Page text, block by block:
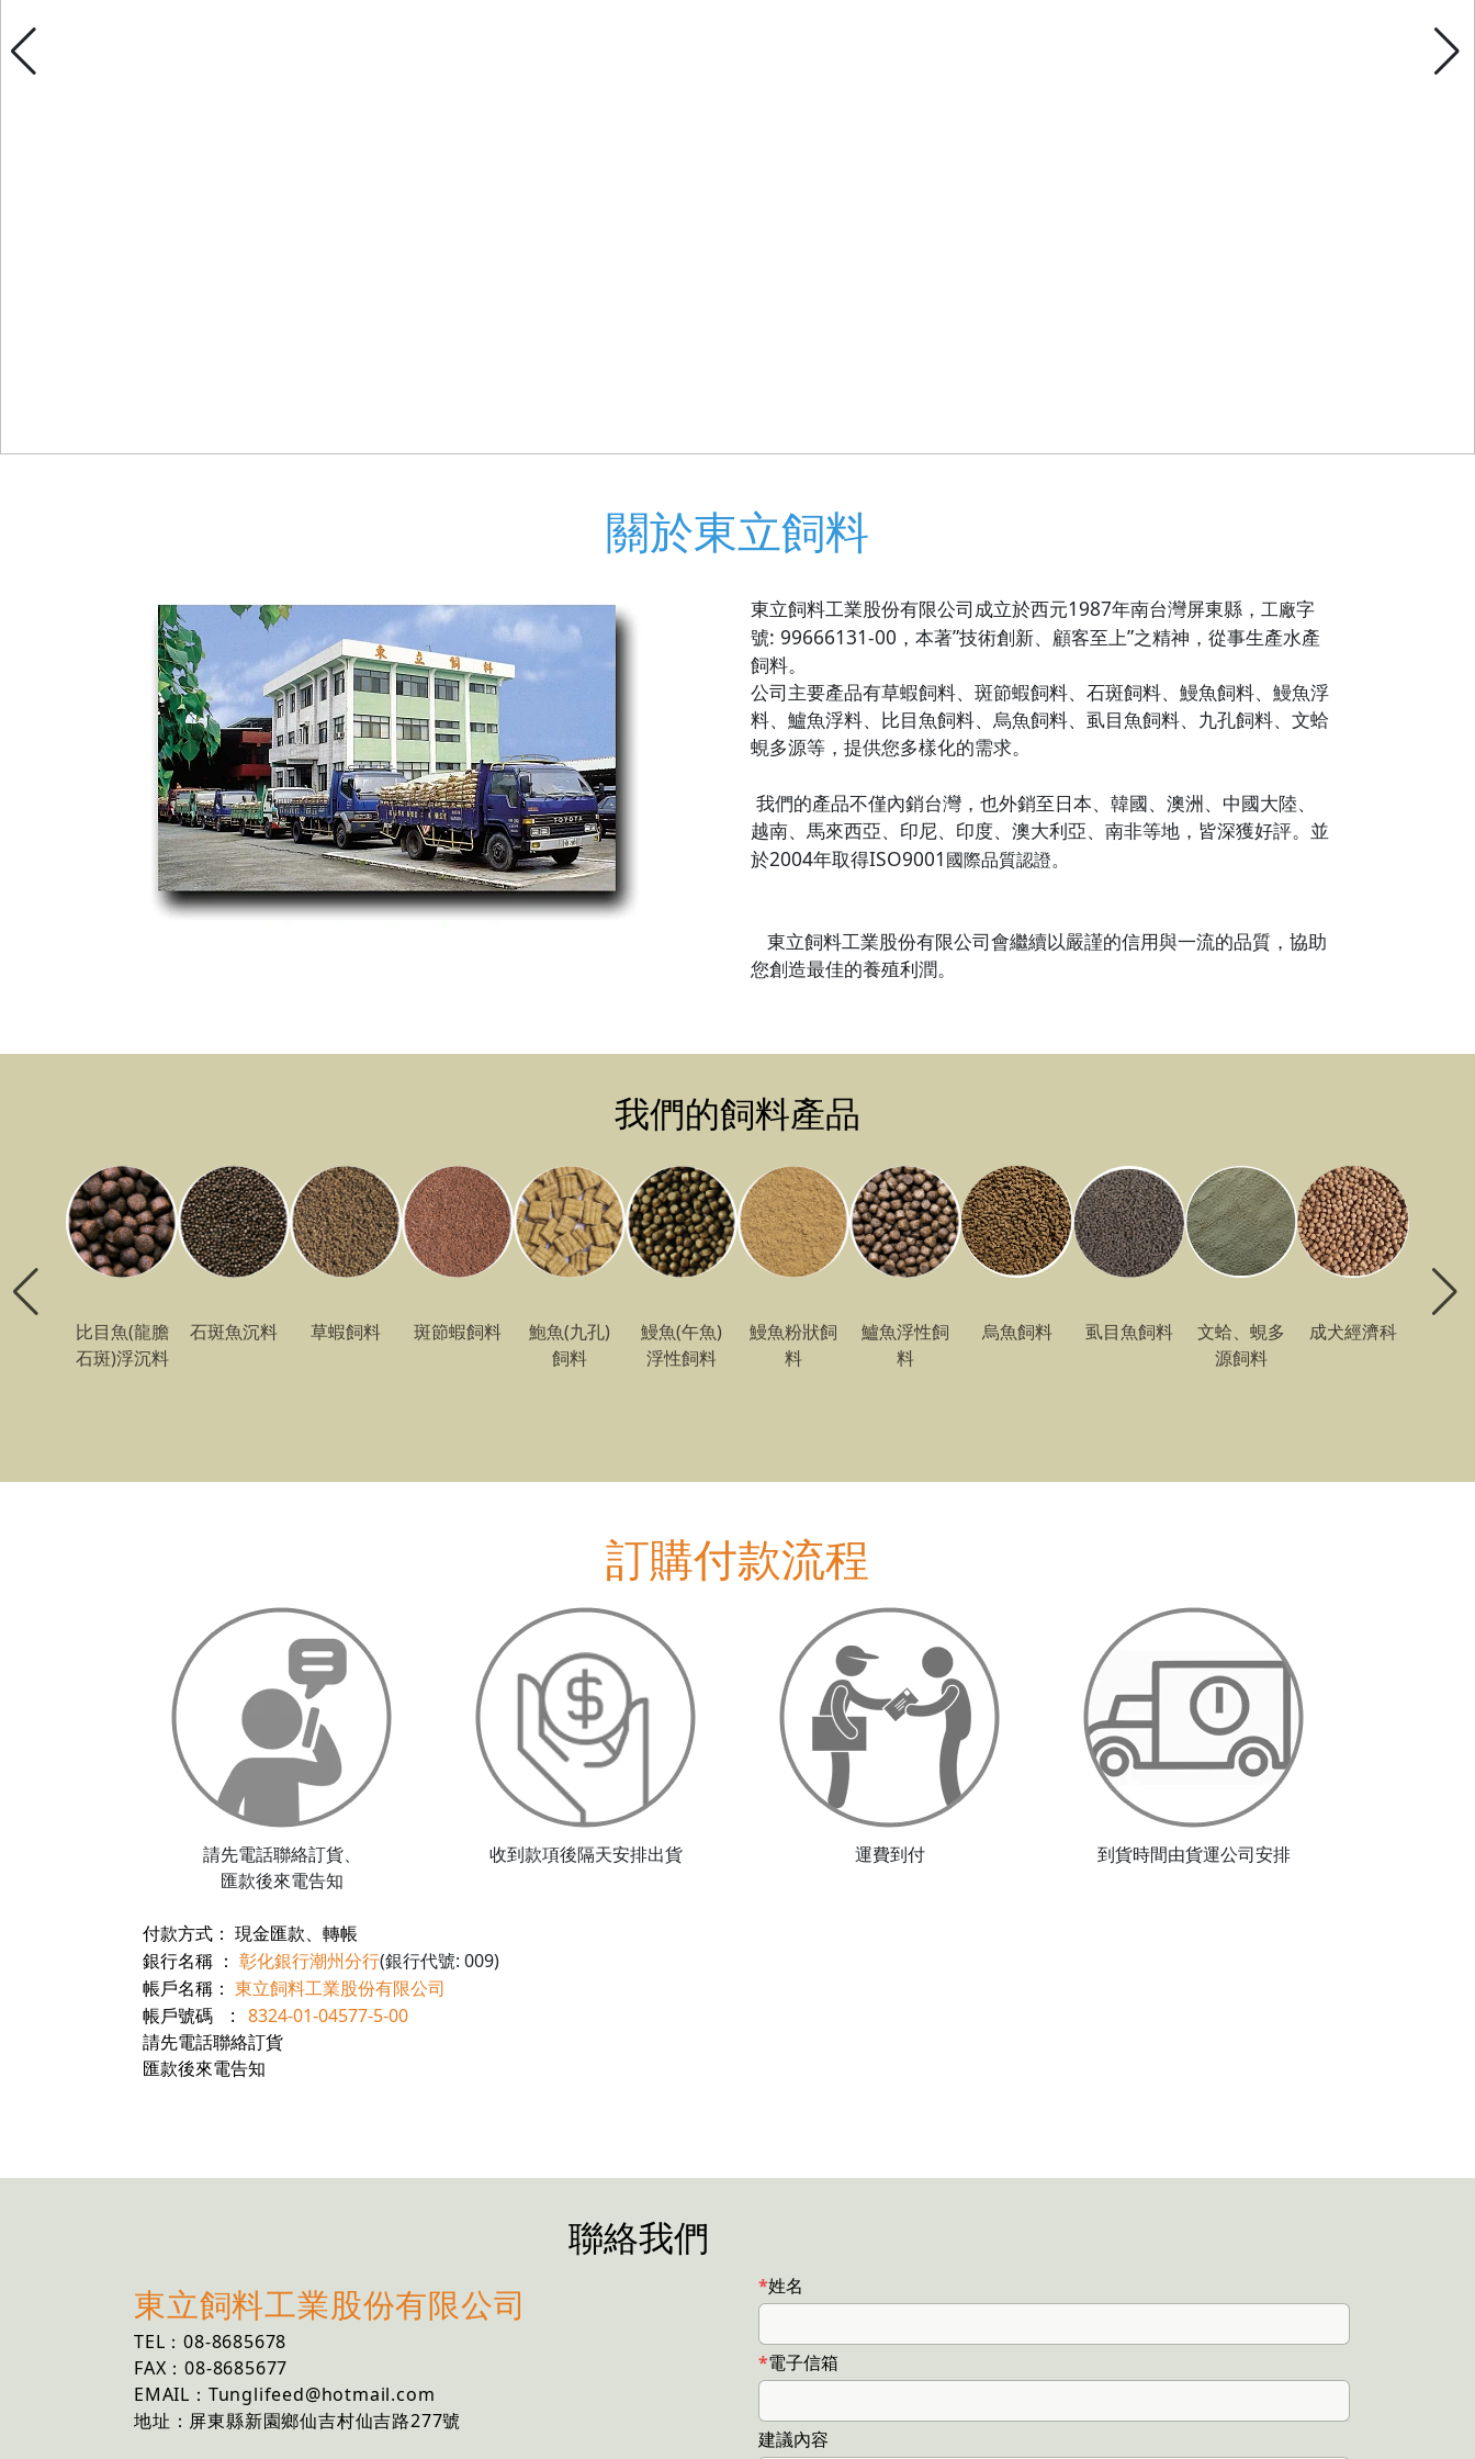
關於東立飼料
東立飼料工業股份有限公司成立於西元1987年南台灣屏東縣， 工廠字
號: 99666131-00 ，本著”技術創新、顧客至上”之精神，從事生產水產
飼料。
公司主要產品有草蝦飼料、斑節蝦飼料、石斑飼料、鰻魚飼料、鰻魚浮
料、鱸魚浮料、比目魚飼料、烏魚飼料、虱目魚飼料、九孔飼料、文蛤
蜆多源等，提供您多樣化的需求。
我們的產品不僅內銷台灣，也外銷至日本、韓國、澳洲、中國大陸、
越南、馬來西亞、印尼、印度、澳大利亞、南非等地，皆深獲好評。並
於2004年取得ISO9001 國際品質認證。
東立飼料工業股份有限公司 會繼續以嚴謹的信用與一流的品質， 協助
您創造最佳的養殖利潤。
我們的飼料產品
比目魚(龍膽
石斑)浮沉料
石斑魚沉料 草蝦飼料 斑節蝦飼料
鮑魚(九孔)
飼料
鰻魚(午魚)
浮性飼料
鰻魚粉狀飼
料
鱸魚浮性飼
料
烏魚飼料 虱目魚飼料
文蛤、蜆多
源飼料
成犬經濟科
訂購付款流程
請先電話聯絡訂貨、
匯款後來電告知
收到款項後隔天安排出貨 運費到付 到貨時間由貨運公司安排
付款方式 ： 現金匯款、轉帳
銀行名稱 ： 彰化銀行潮州分行(銀行代號: 009)
帳戶名稱：
東立飼料工業股份有限公司
帳戶號碼 : 8324-01-04577-5-00
請先電話聯絡訂貨
匯款後來電告知
聯絡我們
東立飼料工業股份有限公司
TEL：08-8685678
FAX：08-8685677
EMAIL：Tunglifeed@hotmail.com
地址：屏東縣新園鄉仙吉村仙吉路277號
姓名
電子信箱
建議內容